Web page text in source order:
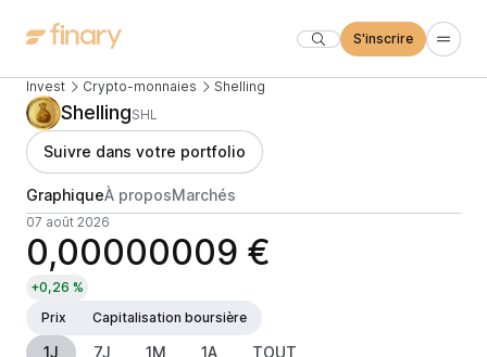
S'inscrire
Invest Crypto-monnaies Shelling
ShellingSHL
Suivre dans votre portfolio
GraphiqueÀ proposMarchés
07 août 2026
0,00000009 €
+0,26 %
Prix
Capitalisation boursière
1J 7J 1M 1A TOUT